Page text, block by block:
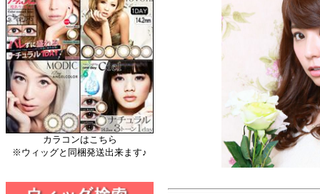
カラコンはこちら
※ウィッグと同梱発送出来ます♪